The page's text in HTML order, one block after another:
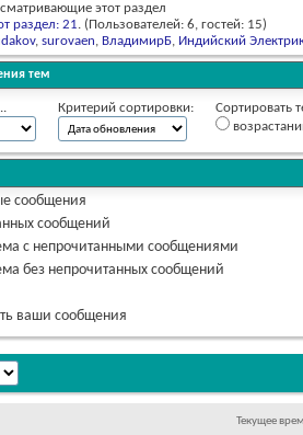
этот раздел
раздел: 21. (Пользователей: 6, гостей: 15)
, surovaen, ВладимирБ, Индийский
тем
Критерий сортировки:
Сортировать
сообщения
сообщений
с непрочитанными сообщениями
без непрочитанных сообщений
ваши сообщения
Текущее